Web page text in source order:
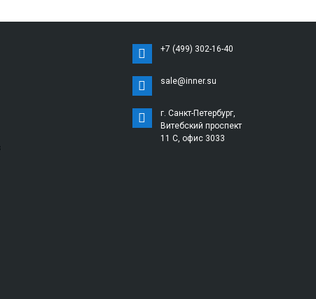
+7 (499) 302-16-40
sale@inner.su
г. Санкт-Петербург,
Витебский проспект
11 С, офис 3033